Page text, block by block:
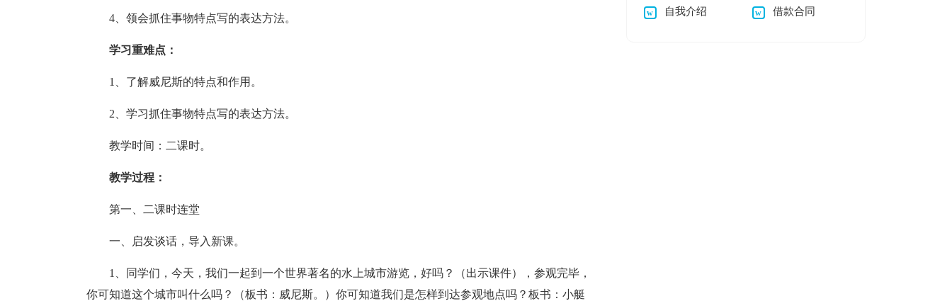
4、领会抓住事物特点写的表达方法。
学习重难点：
1、了解威尼斯的特点和作用。
2、学习抓住事物特点写的表达方法。
教学时间：二课时。
教学过程：
第一、二课时连堂
一、启发谈话，导入新课。
1、同学们，今天，我们一起到一个世界著名的水上城市游览，好吗？（出示课件），参观完毕，
你可知道这个城市叫什么吗？（板书：威尼斯。）你可知道我们是怎样到达参观地点吗？板书：小艇
自我介绍 借款合同